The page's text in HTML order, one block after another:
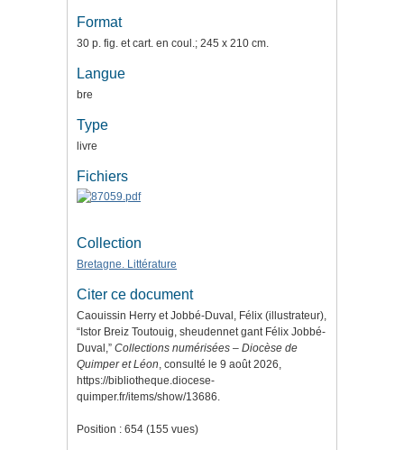
Format
30 p. fig. et cart. en coul.; 245 x 210 cm.
Langue
bre
Type
livre
Fichiers
Collection
Bretagne. Littérature
Citer ce document
Caouissin Herry et Jobbé-Duval, Félix (illustrateur),
“Istor Breiz Toutouig, sheudennet gant Félix Jobbé-
Duval,” Collections numérisées – Diocèse de
Quimper et Léon, consulté le 9 août 2026,
https://bibliotheque.diocese-
quimper.fr/items/show/13686.
Position : 654 (155 vues)